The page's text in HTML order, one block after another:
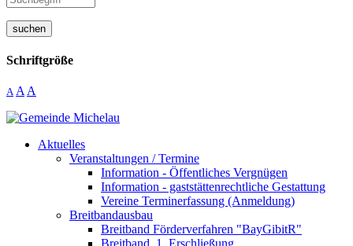
suchen
Schriftgröße
A A A
Aktuelles
Veranstaltungen / Termine
Information - Öffentliches Vergnügen
Information - gaststättenrechtliche Gestattung
Vereine Terminerfassung (Anmeldung)
Breitbandausbau
Breitband Förderverfahren "BayGibitR"
Breitband, 1. Erschließung